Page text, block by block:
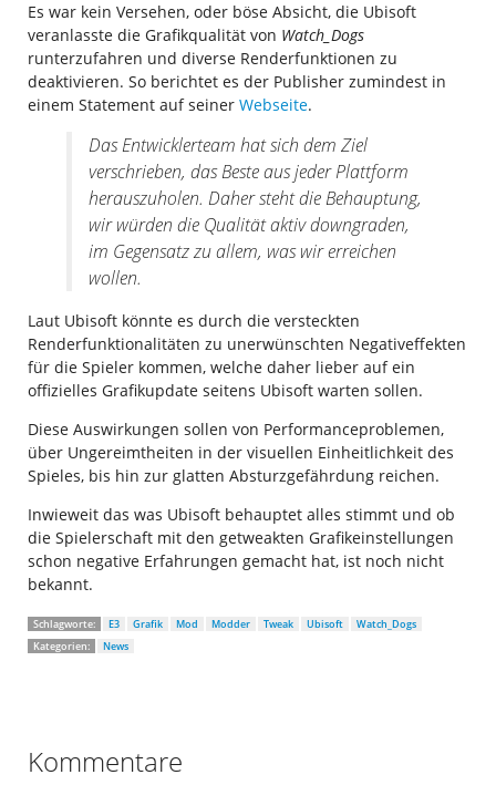
Es war kein Versehen, oder böse Absicht, die Ubisoft
veranlasste die Grafikqualität von Watch_Dogs
runterzufahren und diverse Renderfunktionen zu
deaktivieren. So berichtet es der Publisher zumindest in
einem Statement auf seiner Webseite.
Das Entwicklerteam hat sich dem Ziel
verschrieben, das Beste aus jeder Plattform
herauszuholen. Daher steht die Behauptung,
wir würden die Qualität aktiv downgraden,
im Gegensatz zu allem, was wir erreichen
wollen.
Laut Ubisoft könnte es durch die versteckten
Renderfunktionalitäten zu unerwünschten Negativeffekten
für die Spieler kommen, welche daher lieber auf ein
offizielles Grafikupdate seitens Ubisoft warten sollen.
Diese Auswirkungen sollen von Performanceproblemen,
über Ungereimtheiten in der visuellen Einheitlichkeit des
Spieles, bis hin zur glatten Absturzgefährdung reichen.
Inwieweit das was Ubisoft behauptet alles stimmt und ob
die Spielerschaft mit den getweakten Grafikeinstellungen
schon negative Erfahrungen gemacht hat, ist noch nicht
bekannt.
Schlagworte: E3 Grafik Mod Modder Tweak Ubisoft
Watch_Dogs
Kategorien:
News
Kommentare